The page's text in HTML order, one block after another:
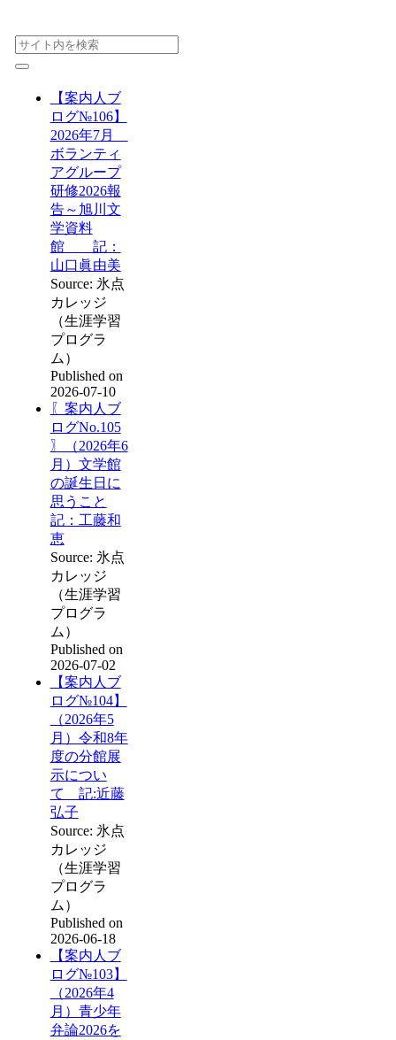
【案内人ブ
ログ№106】
2026年7月
ボランティ
アグループ
研修2026報
告～旭川文
学資料
館 記：
山口眞由美
Source: 氷点
カレッジ
（生涯学習
プログラ
ム）
Published on
2026-07-10
〖案内人ブ
ログNo.105
〗（2026年6
月）文学館
の誕生日に
思うこと
記：工藤和
恵
Source: 氷点
カレッジ
（生涯学習
プログラ
ム）
Published on
2026-07-02
【案内人ブ
ログ№104】
（2026年5
月）令和8年
度の分館展
示につい
て 記:近藤
弘子
Source: 氷点
カレッジ
（生涯学習
プログラ
ム）
Published on
2026-06-18
【案内人ブ
ログ№103】
（2026年4
月）青少年
弁論2026を